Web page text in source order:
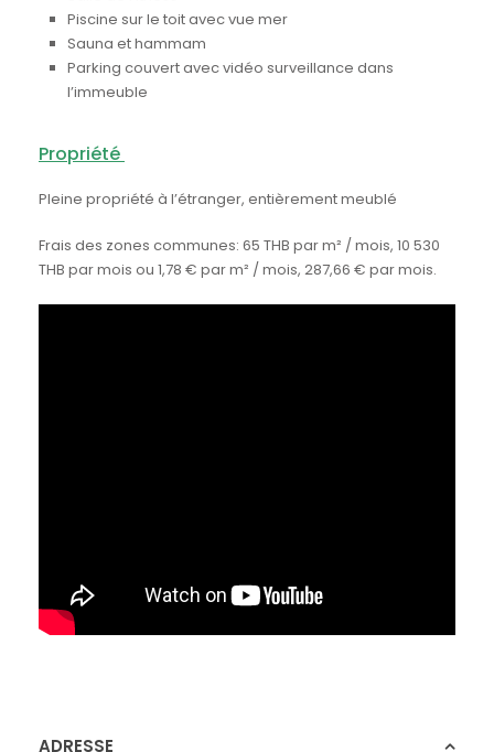
Piscine sur le toit avec vue mer
Sauna et hammam
Parking couvert avec vidéo surveillance dans
l’immeuble
Propriété
Pleine propriété à l’étranger, entièrement meublé
Frais des zones communes: 65 THB par m² / mois, 10 530
THB par mois ou 1,78 € par m² / mois, 287,66 € par mois.
ADRESSE